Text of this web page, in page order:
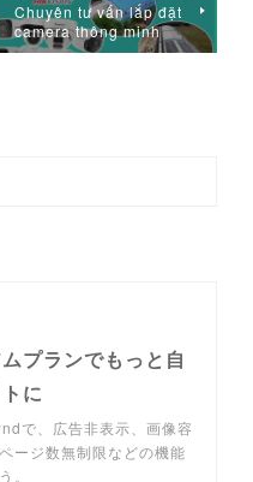
Chuyên tư vấn lắp đặt
camera thông minh
プランでもっと自
に
で、広告非表示、画像容
ージ数無制限などの機能
。